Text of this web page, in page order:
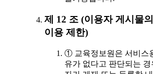
제 12 조 (이용자 게시물
이용 제한)
① 교육정보원은 서비스
유가 없다고 판단되는